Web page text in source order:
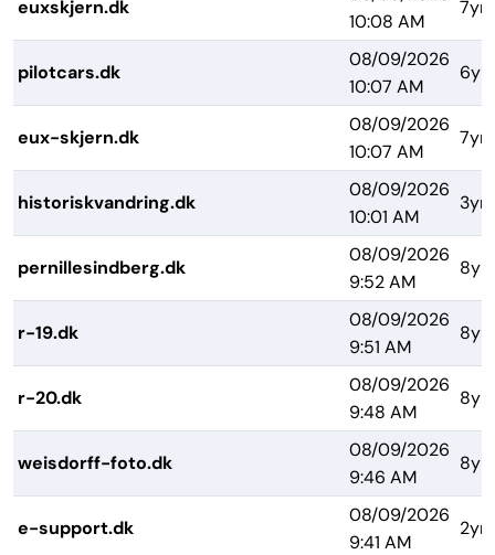
euxskjern.dk
10:08 AM
7yrs
pilotcars.dk
08/09/2026
10:07 AM
6yrs
eux-skjern.dk
08/09/2026
10:07 AM
7yrs
historiskvandring.dk
08/09/2026
10:01 AM
3yrs
pernillesindberg.dk
08/09/2026
9:52 AM
8yrs
r-19.dk
08/09/2026
9:51 AM
8yrs
r-20.dk
08/09/2026
9:48 AM
8yrs
weisdorff-foto.dk
08/09/2026
9:46 AM
8yrs
e-support.dk
08/09/2026
9:41 AM
2yrs